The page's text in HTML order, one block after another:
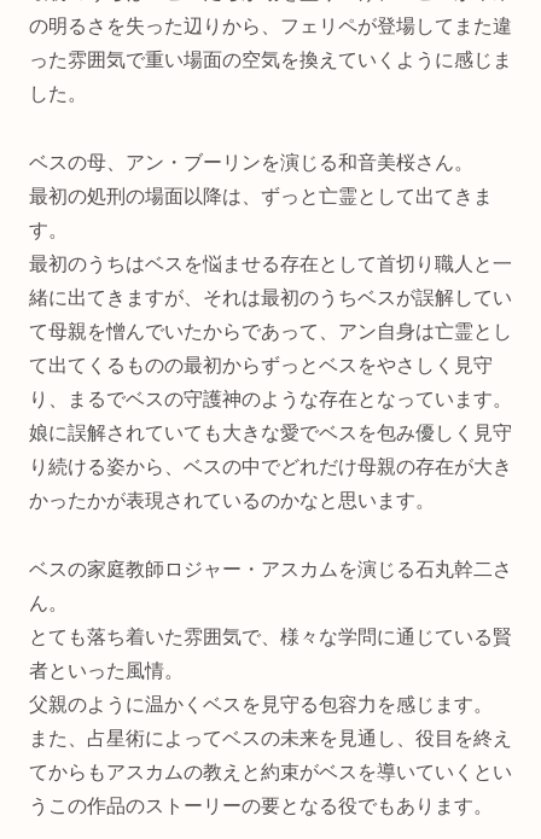
の明るさを失った辺りから、フェリペが登場してまた違
った雰囲気で重い場面の空気を換えていくように感じま
した。
ベスの母、アン・ブーリンを演じる和音美桜さん。
最初の処刑の場面以降は、ずっと亡霊として出てきま
す。
最初のうちはベスを悩ませる存在として首切り職人と一
緒に出てきますが、それは最初のうちベスが誤解してい
て母親を憎んでいたからであって、アン自身は亡霊とし
て出てくるものの最初からずっとベスをやさしく見守
り、まるでベスの守護神のような存在となっています。
娘に誤解されていても大きな愛でベスを包み優しく見守
り続ける姿から、ベスの中でどれだけ母親の存在が大き
かったかが表現されているのかなと思います。
ベスの家庭教師ロジャー・アスカムを演じる石丸幹二さ
ん。
とても落ち着いた雰囲気で、様々な学問に通じている賢
者といった風情。
父親のように温かくベスを見守る包容力を感じます。
また、占星術によってベスの未来を見通し、役目を終え
てからもアスカムの教えと約束がベスを導いていくとい
うこの作品のストーリーの要となる役でもあります。